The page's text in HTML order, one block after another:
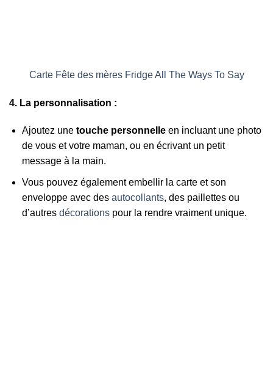
Carte Fête des mères Fridge All The Ways To Say
4. La personnalisation :
Ajoutez une touche personnelleen incluant une photo
de vous et votre maman, ou en écrivant un petit
message à la main.
Vous pouvez également embellir la carte et son
enveloppe avec des autocollants, des paillettes ou
d’autres décorationspour la rendre vraiment unique.